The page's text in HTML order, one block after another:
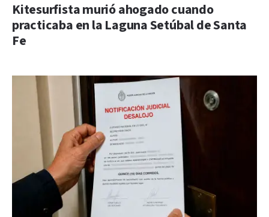
Kitesurfista murió ahogado cuando
practicaba en la Laguna Setúbal de Santa
Fe